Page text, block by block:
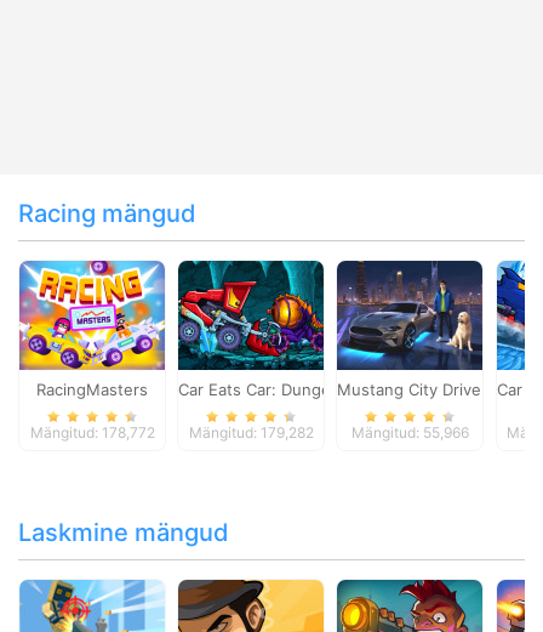
Racing mängud
RacingMasters
Mängitud: 178,772
Car Eats Car: Dungeon Adventure
Mängitud: 179,282
Mustang City Driver
Mängitud: 55,966
Car
Laskmine mängud